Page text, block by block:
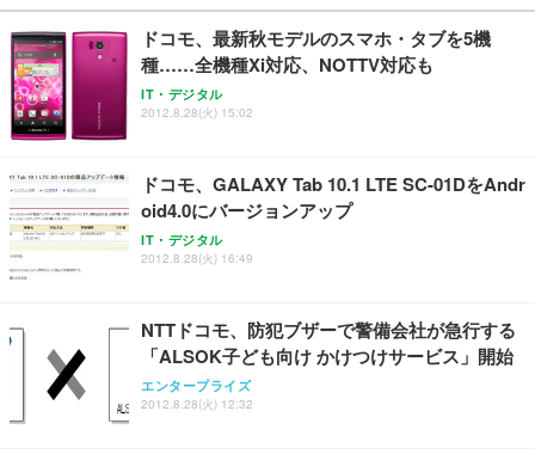
ドコモ、最新秋モデルのスマホ・タブを5機
種……全機種Xi対応、NOTTV対応も
IT・デジタル
2012.8.28(火) 15:02
ドコモ、GALAXY Tab 10.1 LTE SC-01DをAndr
oid4.0にバージョンアップ
IT・デジタル
2012.8.28(火) 16:49
NTTドコモ、防犯ブザーで警備会社が急行する
「ALSOK子ども向け かけつけサービス」開始
エンタープライズ
2012.8.28(火) 12:32